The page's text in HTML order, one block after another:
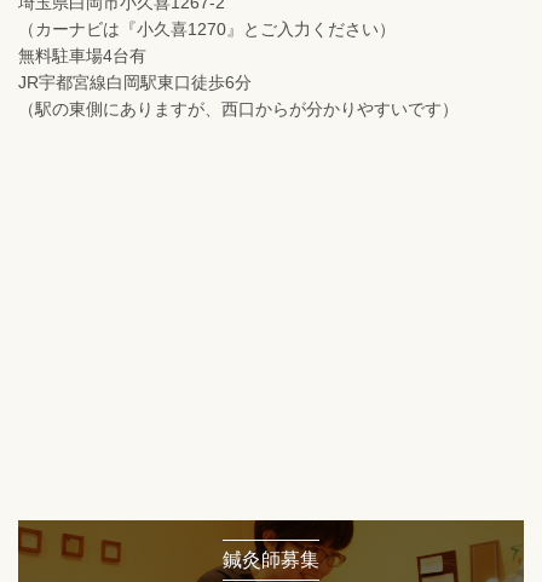
（カーナビは『小久喜1270』とご入力ください）
無料駐車場4台有
JR宇都宮線白岡駅東口徒歩6分
（駅の東側にありますが、西口からが分かりやすいです）
鍼灸師募集